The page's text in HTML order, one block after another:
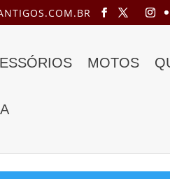
MOTOS
a venda”